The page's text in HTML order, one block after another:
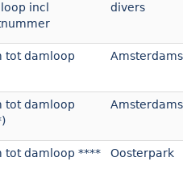
incl
divers
tot damloop
tot damloop
tot damloop **** Oosterpark